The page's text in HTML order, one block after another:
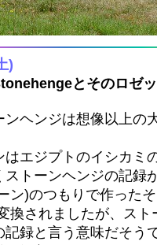
)
とそのロゼ
ンヘンジは想像以上の
エジプトのイシカミ
トーンヘンジの記録
ン)のつもりで作ったそ
換されましたが、スト
記録と言う意味だそう